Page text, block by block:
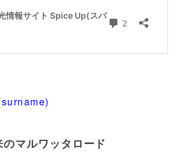
マルワッタロード